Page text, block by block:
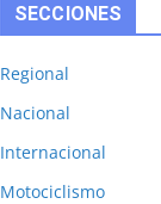
SECCIONES
Regional
Nacional
Internacional
Motociclismo